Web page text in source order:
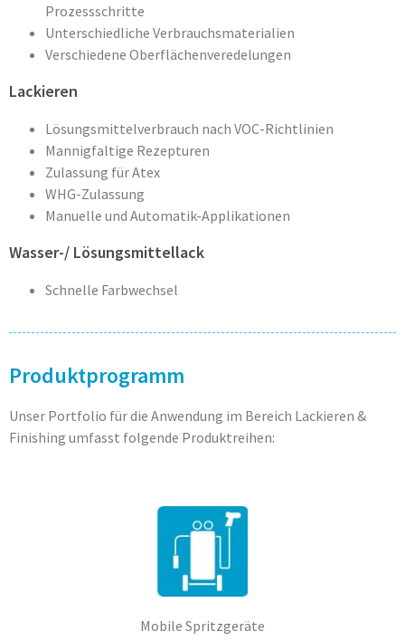
Prozessschritte
Unterschiedliche Verbrauchsmaterialien
Verschiedene Oberflächenveredelungen
Lackieren
Lösungsmittelverbrauch nach VOC-Richtlinien
Mannigfaltige Rezepturen
Zulassung für Atex
WHG-Zulassung
Manuelle und Automatik-Applikationen
Wasser-/ Lösungsmittellack
Schnelle Farbwechsel
Produktprogramm
Unser Portfolio für die Anwendung im Bereich Lackieren &
Finishing umfasst folgende Produktreihen:
Mobile Spritzgeräte